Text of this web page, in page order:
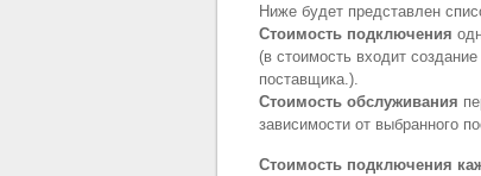
Ниже будет представлен
Стоимость подключения
(в стоимость входит
поставщика.).
Стоимость обслуживания
зависимости от выбранного
Стоимость подключения